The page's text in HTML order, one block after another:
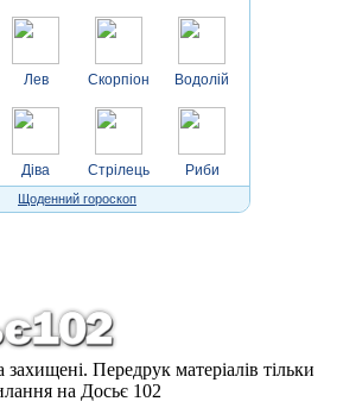
Лев
Діва
Скорпіон
Стрілець
Водолій
Риби
Щоденний гороскоп
Передрук матеріалів тільки
на Досьє 102